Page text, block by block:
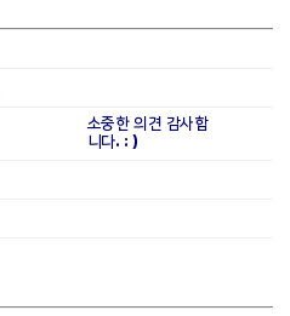
소중한 의견 감사합
니다. : )